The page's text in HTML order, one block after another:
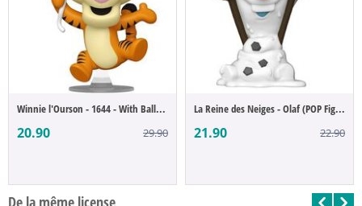
Winnie l'Ourson - 1644 - With Balloon Tig...
20.90 29.90
La Reine des Neiges - Olaf (POP Figure)
21.90 22.90
De la même license